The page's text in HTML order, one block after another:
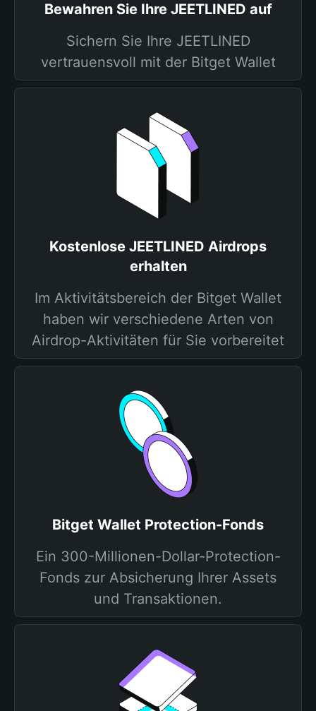
Bewahren Sie Ihre JEETLINED auf
Sichern Sie Ihre JEETLINED
vertrauensvoll mit der Bitget Wallet
Kostenlose JEETLINED Airdrops
erhalten
Im Aktivitätsbereich der Bitget Wallet
haben wir verschiedene Arten von
Airdrop-Aktivitäten für Sie vorbereitet
Bitget Wallet Protection-Fonds
Ein 300-Millionen-Dollar-Protection-
Fonds zur Absicherung Ihrer Assets
und Transaktionen.